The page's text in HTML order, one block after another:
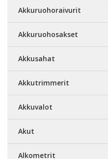
Akkuruohoraivurit
Akkuruohosakset
Akkusahat
Akkutrimmerit
Akkuvalot
Akut
Alkometrit